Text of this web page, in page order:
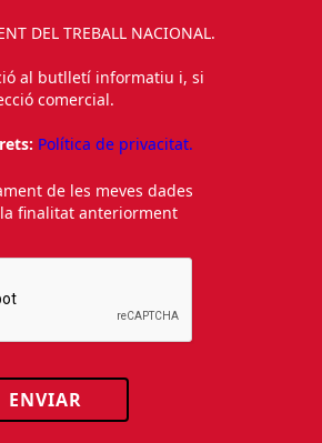
DEL TREBALL NACIONAL.
al butlletí informatiu i, si
comercial.
Política de privacitat.
de les meves dades
finalitat anteriorment
ENVIAR